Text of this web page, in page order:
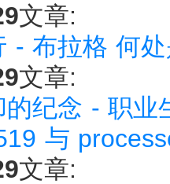
文章:
- 布拉格 何
文章:
的纪念 - 职业
与
文章: